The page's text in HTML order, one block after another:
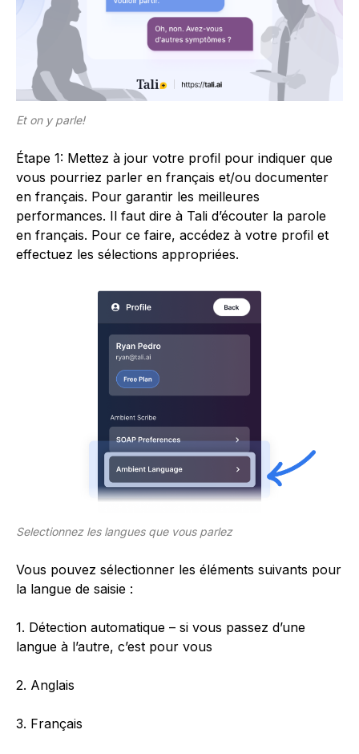
Et on y parle!
Étape 1: Mettez à jour votre profil pour indiquer que
vous pourriez parler en français et/ou documenter
en français. Pour garantir les meilleures
performances. Il faut dire à Tali d’écouter la parole
en français. Pour ce faire, accédez à votre profil et
effectuez les sélections appropriées.
Selectionnez les langues que vous parlez
Vous pouvez sélectionner les éléments suivants pour
la langue de saisie :
1. Détection automatique – si vous passez d’une
langue à l’autre, c’est pour vous
2. Anglais
3. Français